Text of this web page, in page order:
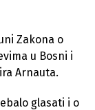
Zakona o
u Bosni i
Arnauta.
glasati i o